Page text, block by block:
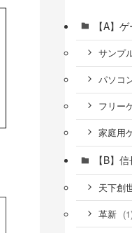
【A】
サンプ
パソコ
フリー
家庭用
【B】
天下創
革新